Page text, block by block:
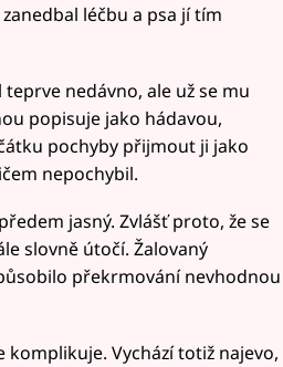
léčbu a psa jí tím
nedávno, ale už se mu
popisuje jako hádavou,
pochyby přijmout ji jako
nepochybil.
jasný. Zvlášť proto, že se
slovně útočí. Žalovaný
překrmování nevhodnou
komplikuje. Vychází totiž najevo,